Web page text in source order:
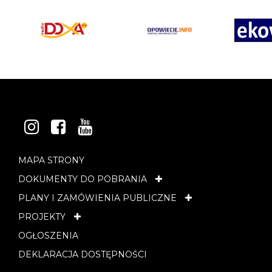
INSTAGRAM
FACEBOOK
YOUTUBE
MAPA STRONY
DOKUMENTY DO POBRANIA
PLANY I ZAMÓWIENIA PUBLICZNE
PROJEKTY
OGŁOSZENIA
DEKLARACJA DOSTĘPNOŚCI